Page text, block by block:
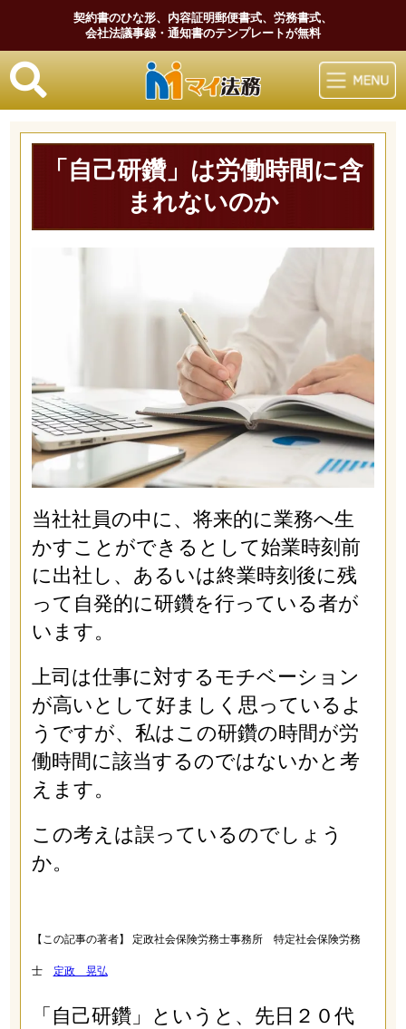
契約書のひな形、内容証明郵便書式、労務書式、
会社法議事録・通知書のテンプレートが無料
マイ法務
「自己研鑽」は労働時間に含
まれないのか
当社社員の中に、将来的に業務へ生
かすことができるとして始業時刻前
に出社し、あるいは終業時刻後に残
って自発的に研鑽を行っている者が
います。
上司は仕事に対するモチベーション
が高いとして好ましく思っているよ
うですが、私はこの研鑽の時間が労
働時間に該当するのではないかと考
えます。
この考えは誤っているのでしょう
か。
【この記事の著者】 定政社会保険労務士事務所 特定社会保険労務
士 定政 晃弘
「自己研鑽」というと、先日２０代